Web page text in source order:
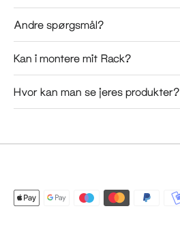
Andre spørgsmål?
Kan i montere mit Rack?
Hvor kan man se jeres produkter?